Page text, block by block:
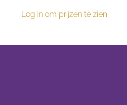
Log in om prijzen te zien